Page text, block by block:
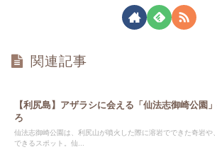
関連記事
【利尻島】アザラシに会える「仙法志御崎公園
ろ
仙法志御崎公園は、利尻山が噴火した際に溶岩でできた奇岩や
できるスポット。仙...